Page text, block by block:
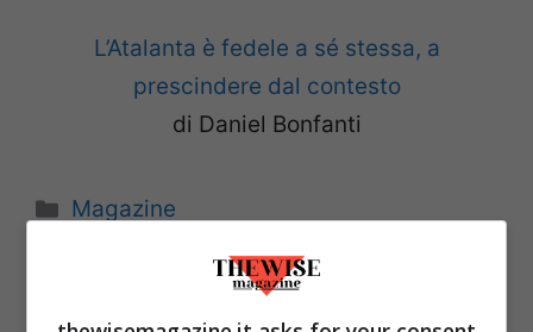
L’Atalanta è fedele a sé stessa, a
prescindere dal contesto
di Daniel Bonfanti
Categorie
Magazine